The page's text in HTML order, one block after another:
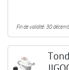
Fin de validité: 30